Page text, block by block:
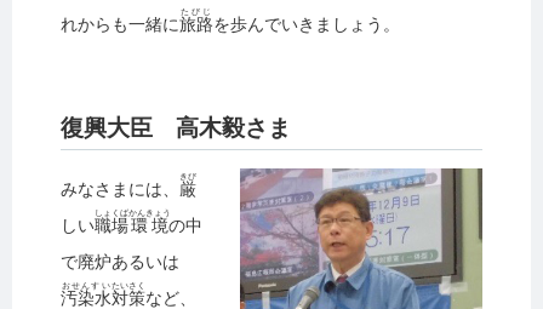
れからも一緒に旅路
たびじ
を歩んでいきましょう。
復興大臣 高木毅さま
みなさまには、 厳
きび
しい職場
しょくば
環境
かんきょう
の中
で廃炉あるいは
汚染水
おせんすい
対策
たいさく
など、